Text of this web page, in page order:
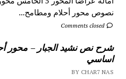
نصوص محور أحلام ومطامح...
Comments closed
شرح نص نشيد الجبار – محور
اساسي
BY CHAR7 NAS